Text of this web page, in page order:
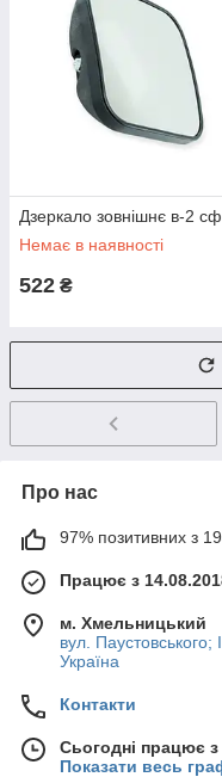
Дзеркало зовнішнє в-2
Немає в наявності
522 ₴
Про нас
97% позитивних з
Працює з
м. Хмельницький
вул. Паустовського;
Україна
Контакти
Сьогодні працює
Показати весь